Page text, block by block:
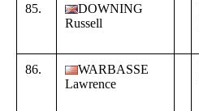
85.
DOWNING
Russell
86.
WARBASSE
Lawrence